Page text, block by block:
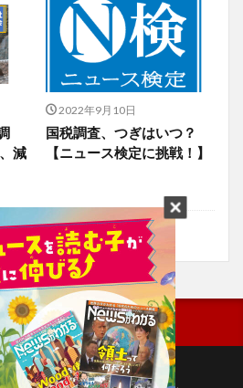
減
2022年9月10日
国税調査、つぎはいつ？
【ニュース検定に挑戦！】